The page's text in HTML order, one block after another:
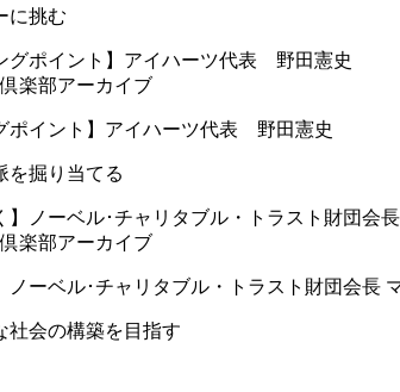
に挑む
楽部アーカイブ
ポイント】アイハーツ代表 野田憲史
を掘り当てる
楽部アーカイブ
ノーベル･チャリタブル・トラスト財団会長
社会の構築を目指す